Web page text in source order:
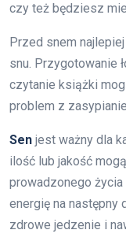
czy też będziesz
Przed snem
snu. Przygotowanie
czytanie książki
problem z
Sen jest ważny dla
ilość lub jakość
prowadzonego
energię na następny
zdrowe jedzenie i